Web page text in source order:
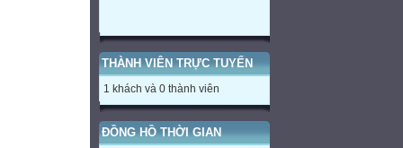
THÀNH VIÊN TRỰC TUYẾN
1 khách và 0 thành viên
ĐỒNG HỒ THỜI GIAN